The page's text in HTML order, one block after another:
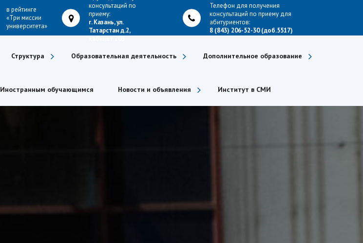
в рейтинге
«Три миссии
университета»
консультаций по
приему:
г. Казань, ул.
Татарстан д.2,
Телефон для получения
консультаций по приему для
абитуриентов:
8 (843) 206-52-30 (доб.5517)
Структура Образовательная деятельность Дополнительное образование
Иностранным обучающимся Новости и объявления Институт в СМИ